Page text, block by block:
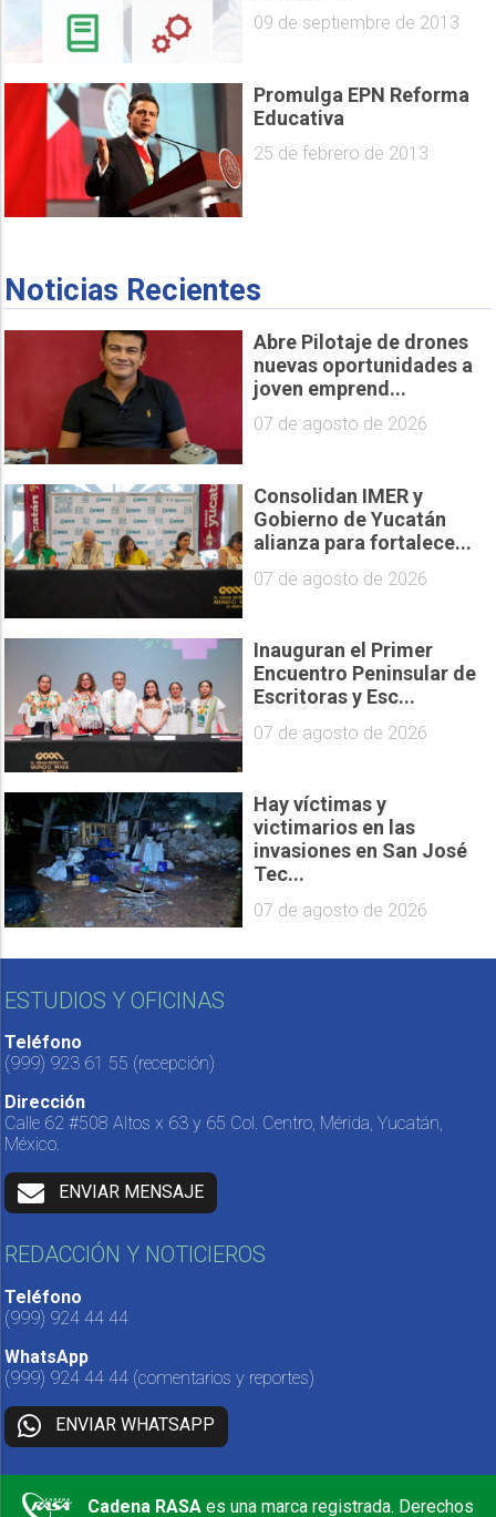
09 de septiembre de 2013
Promulga EPN Reforma
Educativa
25 de febrero de 2013
Noticias Recientes
Abre Pilotaje de drones
nuevas oportunidades a
joven emprend...
07 de agosto de 2026
Consolidan IMER y
Gobierno de Yucatán
alianza para fortalece...
07 de agosto de 2026
Inauguran el Primer
Encuentro Peninsular de
Escritoras y Esc...
07 de agosto de 2026
Hay víctimas y
victimarios en las
invasiones en San José
Tec...
07 de agosto de 2026
ESTUDIOS Y OFICINAS
Teléfono
(999) 923 61 55 (recepción)
Dirección
Calle 62 #508 Altos x 63 y 65 Col. Centro, Mérida, Yucatán,
México.
ENVIAR MENSAJE
REDACCIÓN Y NOTICIEROS
Teléfono
(999) 924 44 44
WhatsApp
(999) 924 44 44 (comentarios y reportes)
ENVIAR WHATSAPP
Cadena RASA es una marca registrada. Derechos